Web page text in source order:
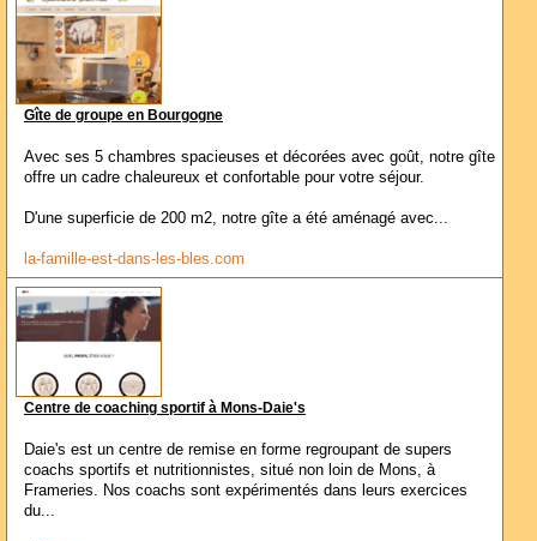
Gîte de groupe en Bourgogne
Avec ses 5 chambres spacieuses et décorées avec goût, notre gîte
offre un cadre chaleureux et confortable pour votre séjour.
D'une superficie de 200 m2, notre gîte a été aménagé avec...
la-famille-est-dans-les-bles.com
Centre de coaching sportif à Mons-Daie's
Daie's est un centre de remise en forme regroupant de supers
coachs sportifs et nutritionnistes, situé non loin de Mons, à
Frameries. Nos coachs sont expérimentés dans leurs exercices
du...